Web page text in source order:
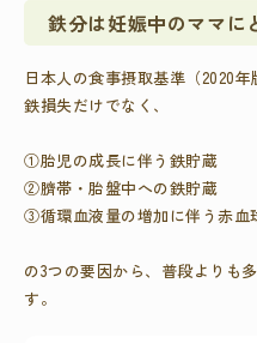
鉄分は妊娠中のママに
日本人の食事摂取基準（2020年
鉄損失だけでなく、
①胎児の成長に伴う鉄貯蔵
②臍帯・胎盤中への鉄貯蔵
③循環血液量の増加に伴う赤血
の3つの要因から、普段よりも
す。